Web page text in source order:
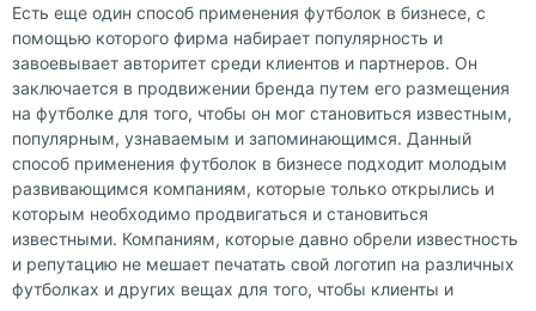
Есть еще один способ применения футболок в бизнесе, с
помощью которого фирма набирает популярность и
завоевывает авторитет среди клиентов и партнеров. Он
заключается в продвижении бренда путем его размещения
на футболке для того, чтобы он мог становиться известным,
популярным, узнаваемым и запоминающимся. Данный
способ применения футболок в бизнесе подходит молодым
развивающимся компаниям, которые только открылись и
которым необходимо продвигаться и становиться
известными. Компаниям, которые давно обрели известность
и репутацию не мешает печатать свой логотип на различных
футболках и других вещах для того, чтобы клиенты и